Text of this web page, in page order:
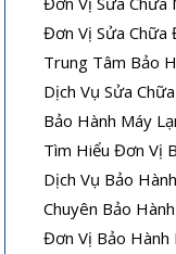
Đơn Vị Sửa Chữa
Trung Tâm Bảo
Dịch Vụ Sửa
Bảo Hành Máy
Tìm Hiểu Đơn Vị
Dịch Vụ Bảo
Chuyên Bảo
Đơn Vị Bảo Hành